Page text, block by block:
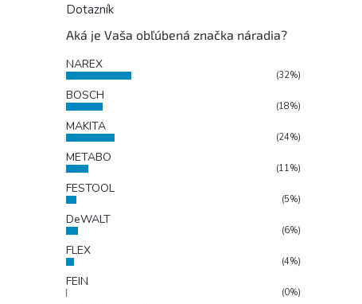
Dotazník
Aká je Vaša obľúbená značka náradia?
NAREX
(32%)
BOSCH
(18%)
MAKITA
(24%)
METABO
(11%)
FESTOOL
(5%)
DeWALT
(6%)
FLEX
(4%)
FEIN
(0%)